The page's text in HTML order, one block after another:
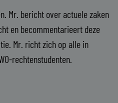
Mr. bericht over actuele zaken
en becommentarieert deze
Mr. richt zich op alle in
rechtenstudenten.